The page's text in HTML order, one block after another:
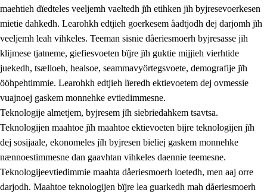
2.2 Maahtoe faagine
2.3 Vihkeles tjiehpiesvoeth
2.4 Lïeredh lïeredh
Dåaresthfaageles teemah
2.5 Dåaresthfaageles teemah
2.5.1 Almetjehealsoe jïh jieledehaalveme
2.5.2 Demokratije jïh meatanårrojevoete
2.5.3 Monnehke evtiedimmie
maehtieh dïedteles veeljemh vaeltedh jïh etihken jïh byjresevoerkesen
mietie dahkedh. Learohkh edtjieh goerkesem åadtjodh dej darjomh jïh
veeljemh leah vihkeles. Teeman sisnie dåeriesmoerh byjresasse jïh
klijmese tjatneme, giefiesvoeten bïjre jïh guktie mijjieh vierhtide
juekedh, tsælloeh, healsoe, seammavyörtegsvoete, demografije jïh
ööhpehtimmie. Learohkh edtjieh lïeredh ektievoetem dej ovmessie
vuajnoej gaskem monnehke evtiedimmesne.
Teknologije almetjem, byjresem jïh siebriedahkem tsavtsa.
Teknologijen maahtoe jïh maahtoe ektievoeten bïjre teknologijen jïh
dej sosijaale, ekonomeles jïh byjresen bieliej gaskem monnehke
nænnoestimmesne dan gaavhtan vihkeles daennie teemesne.
Teknologijeevtiedimmie maahta dåeriesmoerh loetedh, men aaj orre
darjodh. Maahtoe teknologijen bïjre lea guarkedh mah dåeriesmoerh